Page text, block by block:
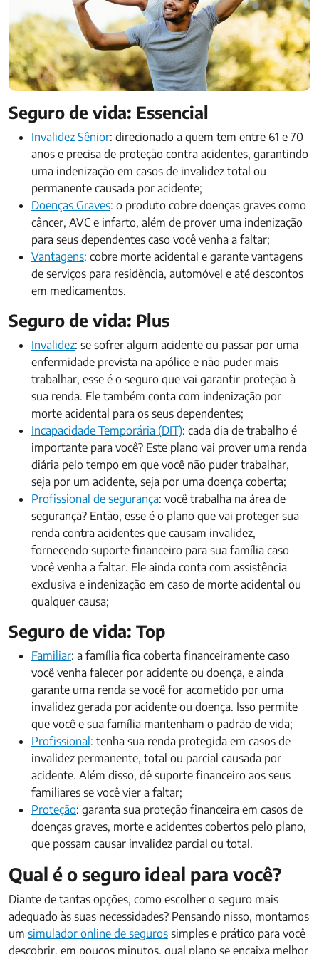
Seguro de vida: Essencial
Invalidez Sênior: direcionado a quem tem entre 61 e 70
anos e precisa de proteção contra acidentes, garantindo
uma indenização em casos de invalidez total ou
permanente causada por acidente;
Doenças Graves: o produto cobre doenças graves como
câncer, AVC e infarto, além de prover uma indenização
para seus dependentes caso você venha a faltar;
Vantagens: cobre morte acidental e garante vantagens
de serviços para residência, automóvel e até descontos
em medicamentos.
Seguro de vida: Plus
Invalidez: se sofrer algum acidente ou passar por uma
enfermidade prevista na apólice e não puder mais
trabalhar, esse é o seguro que vai garantir proteção à
sua renda. Ele também conta com indenização por
morte acidental para os seus dependentes;
Incapacidade Temporária (DIT): cada dia de trabalho é
importante para você? Este plano vai prover uma renda
diária pelo tempo em que você não puder trabalhar,
seja por um acidente, seja por uma doença coberta;
Profissional de segurança: você trabalha na área de
segurança? Então, esse é o plano que vai proteger sua
renda contra acidentes que causam invalidez,
fornecendo suporte financeiro para sua família caso
você venha a faltar. Ele ainda conta com assistência
exclusiva e indenização em caso de morte acidental ou
qualquer causa;
Seguro de vida: Top
Familiar: a família fica coberta financeiramente caso
você venha falecer por acidente ou doença, e ainda
garante uma renda se você for acometido por uma
invalidez gerada por acidente ou doença. Isso permite
que você e sua família mantenham o padrão de vida;
Profissional: tenha sua renda protegida em casos de
invalidez permanente, total ou parcial causada por
acidente. Além disso, dê suporte financeiro aos seus
familiares se você vier a faltar;
Proteção: garanta sua proteção financeira em casos de
doenças graves, morte e acidentes cobertos pelo plano,
que possam causar invalidez parcial ou total.
Qual é o seguro ideal para você?
Diante de tantas opções, como escolher o seguro mais
adequado às suas necessidades? Pensando nisso, montamos
um simulador online de seguros simples e prático para você
descobrir, em poucos minutos, qual plano se encaixa melhor